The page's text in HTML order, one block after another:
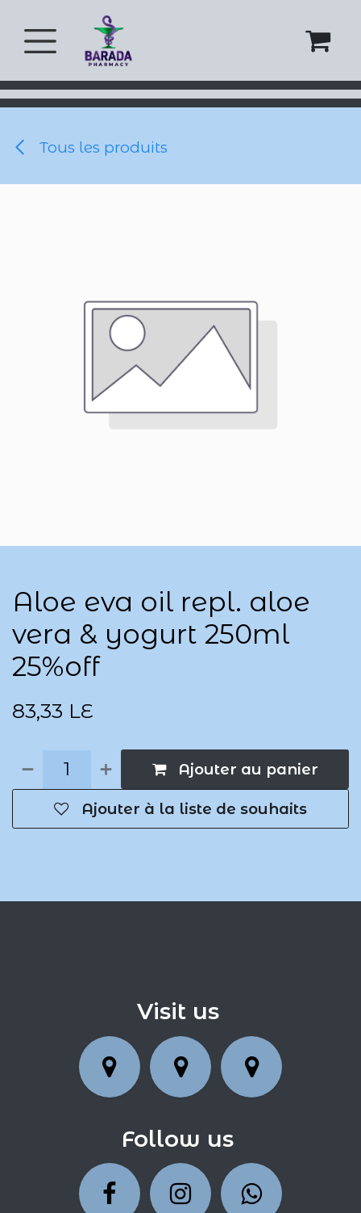
Tous les produits
Aloe eva oil repl. aloe
vera & yogurt 250ml
25%off
83,33 LE
Ajouter au panier
Ajouter à la liste de souhaits
Visit us
Follow us